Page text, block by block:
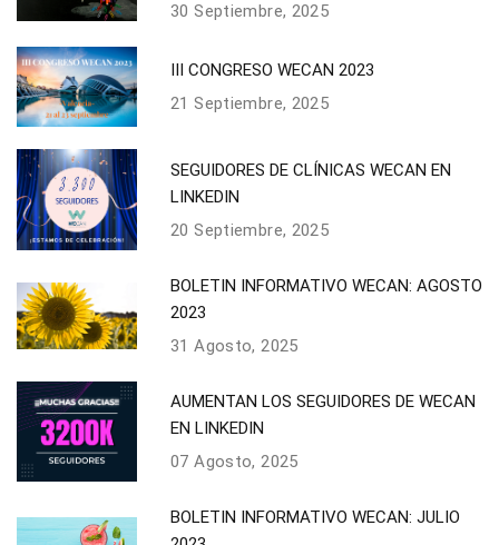
30 Septiembre, 2025
III CONGRESO WECAN 2023
21 Septiembre, 2025
SEGUIDORES DE CLÍNICAS WECAN EN
LINKEDIN
20 Septiembre, 2025
BOLETIN INFORMATIVO WECAN: AGOSTO
2023
31 Agosto, 2025
AUMENTAN LOS SEGUIDORES DE WECAN
EN LINKEDIN
07 Agosto, 2025
BOLETIN INFORMATIVO WECAN: JULIO